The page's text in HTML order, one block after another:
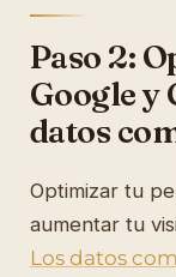
Paso 2:
Google y
datos
Optimizar tu
aumentar tu
Los datos